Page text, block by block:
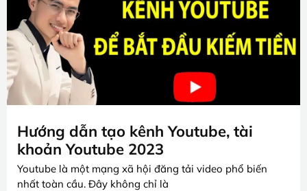
Hướng dẫn tạo kênh Youtube, tài
khoản Youtube 2023
Youtube là một mạng xã hội đăng tải video phổ biến
nhất toàn cầu. Đây không chỉ là